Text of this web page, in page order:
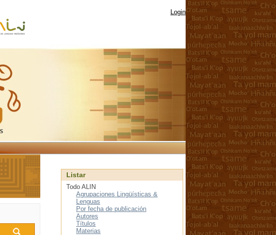
Login
Listar
Todo ALIN
Agrupaciones Lingüísticas &
Lenguas
Por fecha de publicación
Autores
Títulos
Materias